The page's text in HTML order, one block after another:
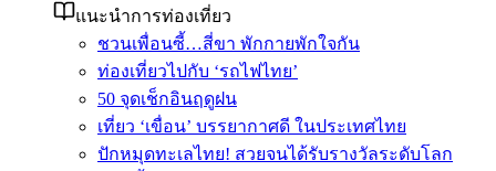
แนะนำการท่องเที่ยว
ชวนเพื่อนซี้…สี่ขา พักกายพักใจกัน
ท่องเที่ยวไปกับ ‘รถไฟไทย’
50 จุดเช็กอินฤดูฝน
เที่ยว ‘เขื่อน’ บรรยากาศดี ในประเทศไทย
ปักหมุดทะเลไทย! สวยจนได้รับรางวัลระดับโลก